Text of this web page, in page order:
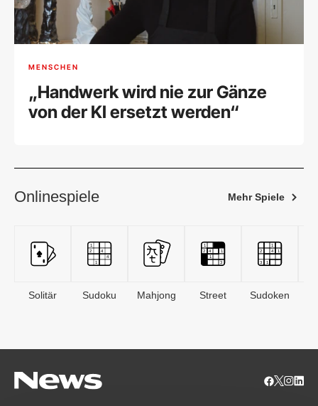
MENSCHEN
„Handwerk wird nie zur Gänze
von der KI ersetzt werden“
Onlinespiele Mehr Spiele
Solitär Sudoku Mahjong Street Sudoken